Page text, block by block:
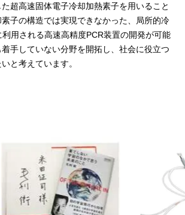
超高速固体電子冷却加熱素子を用いること
子の構造では実現できなかった、局所的冷
用される高速高精度PCR装置の開発が可能
手していない分野を開拓し、社会に役立つ
と考えています。